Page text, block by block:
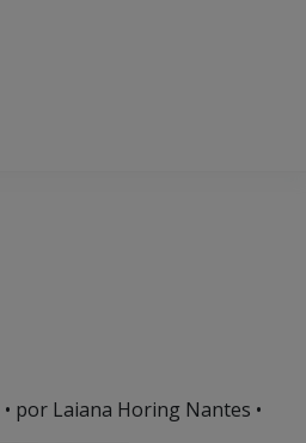
• por Laiana Horing Nantes •